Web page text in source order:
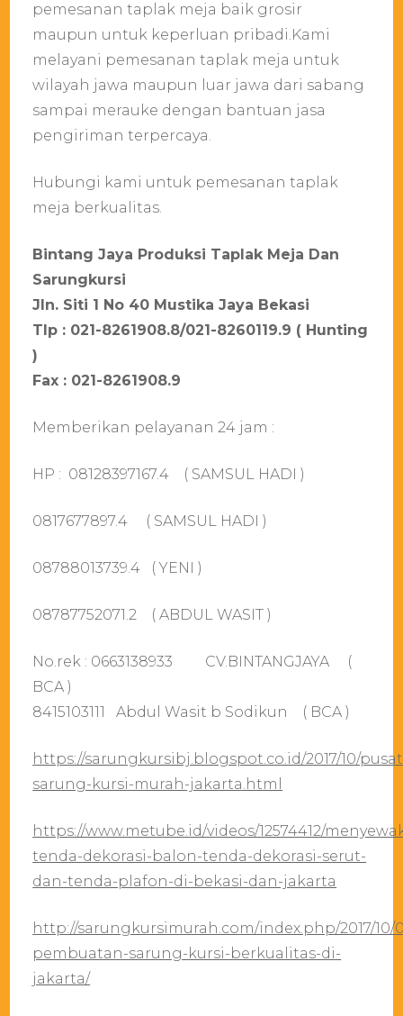
pemesanan taplak meja baik grosir
maupun untuk keperluan pribadi.Kami
melayani pemesanan taplak meja untuk
wilayah jawa maupun luar jawa dari sabang
sampai merauke dengan bantuan jasa
pengiriman terpercaya.
Hubungi kami untuk pemesanan taplak
meja berkualitas.
Bintang Jaya Produksi Taplak Meja Dan
Sarungkursi
Jln. Siti 1 No 40 Mustika Jaya Bekasi
Tlp : 021-8261908.8/021-8260119.9 ( Hunting
)
Fax : 021-8261908.9
Memberikan pelayanan 24 jam :
HP : 08128397167.4 ( SAMSUL HADI )
0817677897.4 ( SAMSUL HADI )
08788013739.4 ( YENI )
08787752071.2 ( ABDUL WASIT )
No.rek : 0663138933 CV.BINTANGJAYA (
BCA )
8415103111 Abdul Wasit b Sodikun ( BCA )
https://sarungkursibj.blogspot.co.id/2017/10/
sarung-kursi-murah-jakarta.html
https://www.metube.id/videos/12574412/
tenda-dekorasi-balon-tenda-dekorasi-serut-
dan-tenda-plafon-di-bekasi-dan-jakarta
http://sarungkursimurah.com/index.php/2017/10/
pembuatan-sarung-kursi-berkualitas-di-
jakarta/